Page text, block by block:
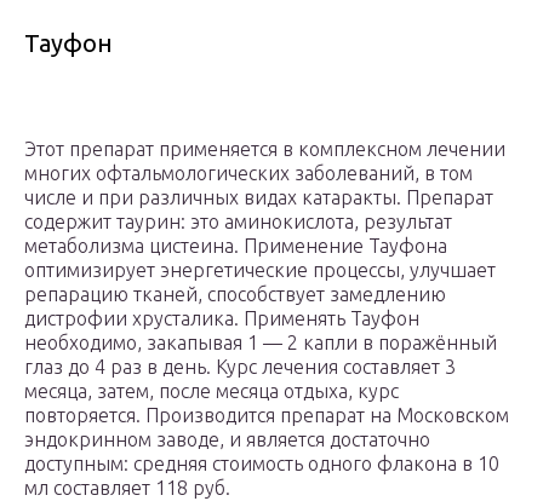
Тауфон
Этот препарат применяется в комплексном лечении
многих офтальмологических заболеваний, в том
числе и при различных видах катаракты. Препарат
содержит таурин: это аминокислота, результат
метаболизма цистеина. Применение Тауфона
оптимизирует энергетические процессы, улучшает
репарацию тканей, способствует замедлению
дистрофии хрусталика. Применять Тауфон
необходимо, закапывая 1 — 2 капли в поражённый
глаз до 4 раз в день. Курс лечения составляет 3
месяца, затем, после месяца отдыха, курс
повторяется. Производится препарат на Московском
эндокринном заводе, и является достаточно
доступным: средняя стоимость одного флакона в 10
мл составляет 118 руб.